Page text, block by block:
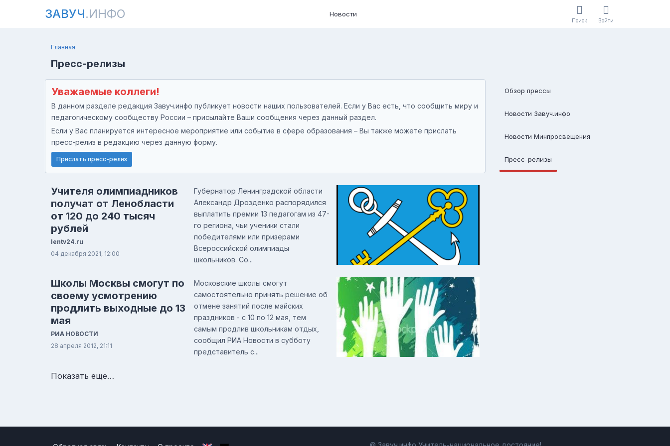
ЗАВУЧ.ИНФО Новости
Поиск Войти
Главная
Пресс-релизы
Уважаемые коллеги!
В данном разделе редакция Завуч.инфо публикует новости наших пользователей. Если у Вас есть, что сообщить миру и
педагогическому сообществу России – присылайте Ваши сообщения через данный раздел.
Если у Вас планируется интересное мероприятие или событие в сфере образования – Вы также можете прислать
пресс-релиз в редакцию через данную форму.
Прислать пресс-релиз
Учителя олимпиадников
получат от Ленобласти
от 120 до 240 тысяч
рублей
lentv24.ru
04 декабря 2021, 12:00
Губернатор Ленинградской области
Александр Дрозденко распорядился
выплатить премии 13 педагогам из 47-
го региона, чьи ученики стали
победителями или призерами
Всероссийской олимпиады
школьников. Со...
Школы Москвы смогут по
своему усмотрению
продлить выходные до 13
мая
РИА НОВОСТИ
28 апреля 2012, 21:11
Московские школы смогут
самостоятельно принять решение об
отмене занятий после майских
праздников - с 10 по 12 мая, тем
самым продлив школьникам отдых,
сообщил РИА Новости в субботу
представитель с...
Показать еще…
Обзор прессы
Новости Завуч.инфо
Новости Минпросвещения
Пресс-релизы